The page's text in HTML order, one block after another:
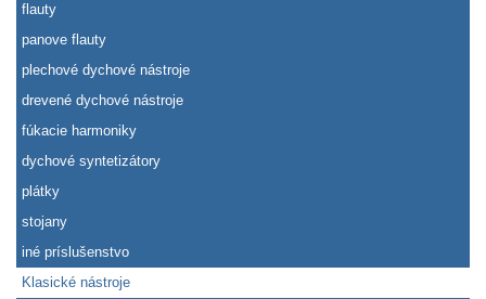
flauty
panove flauty
plechové dychové nástroje
drevené dychové nástroje
fúkacie harmoniky
dychové syntetizátory
plátky
stojany
iné príslušenstvo
Klasické nástroje